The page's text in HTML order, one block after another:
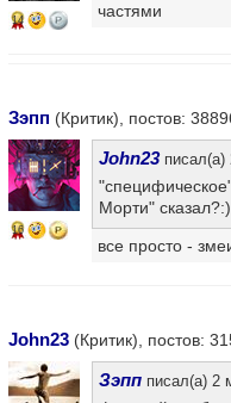
14
частями
Зэпп (Критик), постов:
16
John23писал(а)
Морти"
все просто -
John23 (Критик), постов:
Зэпп писал(а) 2